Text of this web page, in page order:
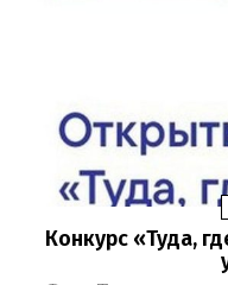
Конкурс «Туда,